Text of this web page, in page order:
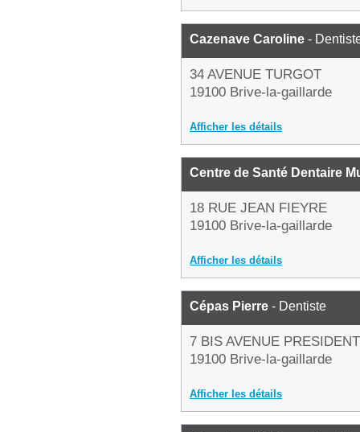
Cazenave Caroline -
34 AVENUE TURGOT
19100 Brive-la-gaillarde
Afficher les détails
Centre de Santé Dentaire
18 RUE JEAN FIEYRE
19100 Brive-la-gaillarde
Afficher les détails
Cépas Pierre - Dentiste
7 BIS AVENUE
19100 Brive-la-gaillarde
Afficher les détails